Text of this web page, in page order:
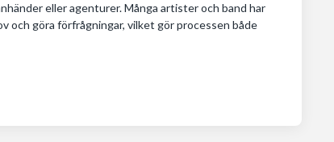
eller agenturer. Många artister och band har
och göra förfrågningar, vilket gör processen både